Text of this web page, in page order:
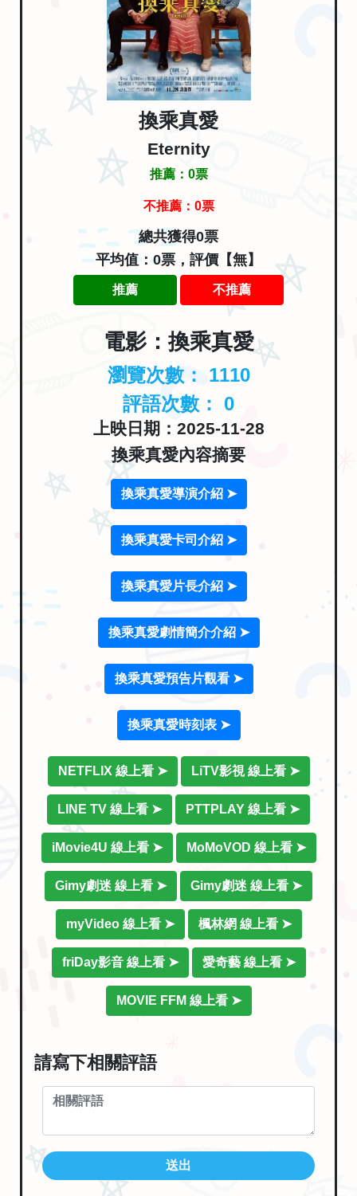
換乘真愛
Eternity
推薦： 0票
不推薦： 0票
總共獲得0票
平均值：0票，評價【無】
推薦 不推薦
電影：換乘真愛
瀏覽次數： 1110
評語次數： 0
上映日期：2025-11-28
換乘真愛內容摘要
換乘真愛導演介紹 ➤
換乘真愛卡司介紹 ➤
換乘真愛片長介紹 ➤
換乘真愛劇情簡介介紹 ➤
換乘真愛預告片觀看 ➤
換乘真愛時刻表 ➤
NETFLIX 線上看 ➤ LiTV影視 線上看 ➤
LINE TV 線上看 ➤ PTTPLAY 線上看 ➤
iMovie4U 線上看 ➤ MoMoVOD 線上看 ➤
Gimy劇迷 線上看 ➤ Gimy劇迷 線上看 ➤
myVideo 線上看 ➤ 楓林網 線上看 ➤
friDay影音 線上看 ➤ 愛奇藝 線上看 ➤
MOVIE FFM 線上看 ➤
請寫下相關評語
送出